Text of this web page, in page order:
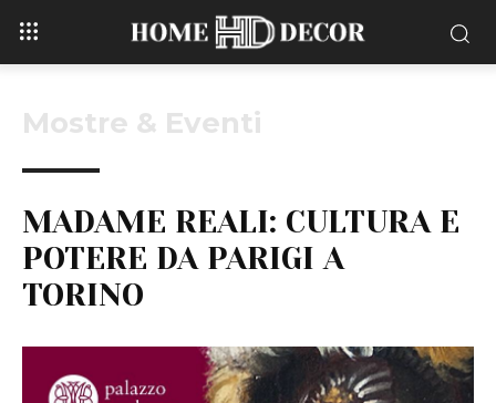
Mostre & Eventi
MADAME REALI: CULTURA E
POTERE DA PARIGI A
TORINO